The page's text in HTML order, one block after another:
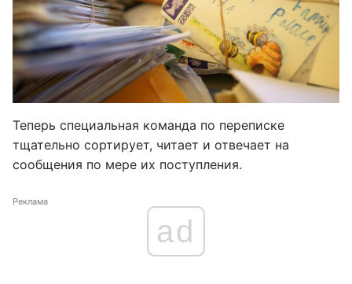
Теперь специальная команда по переписке
тщательно сортирует, читает и отвечает на
сообщения по мере их поступления.
Реклама
ad